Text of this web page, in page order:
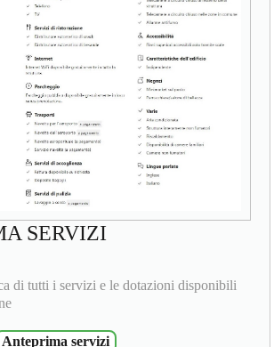
SERVIZI
di tutti i servizi e le dotazioni disponibili
Anteprima servizi